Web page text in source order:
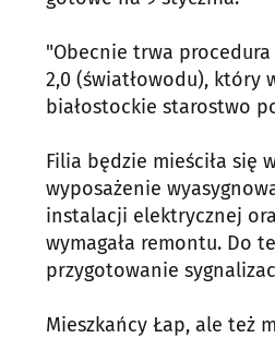
"Obecnie trwa
2,0 (światłowodu), który
białostockie starostwo
Filia będzie mieściła się
wyposażenie
instalacji elektrycznej
wymagała remontu. Do
przygotowanie
Mieszkańcy Łap, ale też